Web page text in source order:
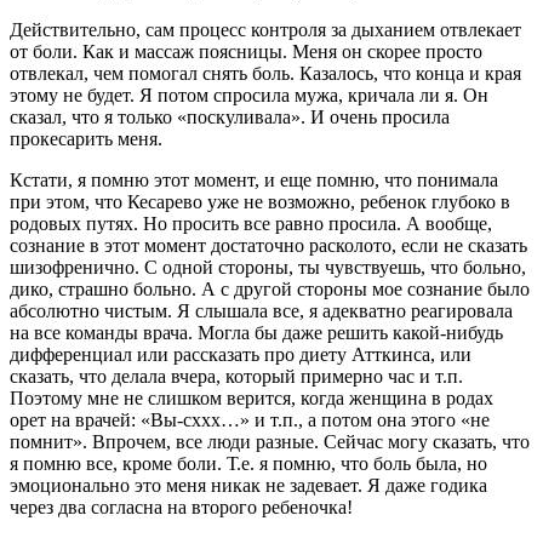
Действительно, сам процесс контроля за дыханием отвлекает
от боли. Как и массаж поясницы. Меня он скорее просто
отвлекал, чем помогал снять боль. Казалось, что конца и края
этому не будет. Я потом спросила мужа, кричала ли я. Он
сказал, что я только «поскуливала». И очень просила
прокесарить меня.
Кстати, я помню этот момент, и еще помню, что понимала
при этом, что Кесарево уже не возможно, ребенок глубоко в
родовых путях. Но просить все равно просила. А вообще,
сознание в этот момент достаточно расколото, если не сказать
шизофренично. С одной стороны, ты чувствуешь, что больно,
дико, страшно больно. А с другой стороны мое сознание было
абсолютно чистым. Я слышала все, я адекватно реагировала
на все команды врача. Могла бы даже решить какой-нибудь
дифференциал или рассказать про диету Атткинса, или
сказать, что делала вчера, который примерно час и т.п.
Поэтому мне не слишком верится, когда женщина в родах
орет на врачей: «Вы-сххх…» и т.п., а потом она этого «не
помнит». Впрочем, все люди разные. Сейчас могу сказать, что
я помню все, кроме боли. Т.е. я помню, что боль была, но
эмоционально это меня никак не задевает. Я даже годика
через два согласна на второго ребеночка!